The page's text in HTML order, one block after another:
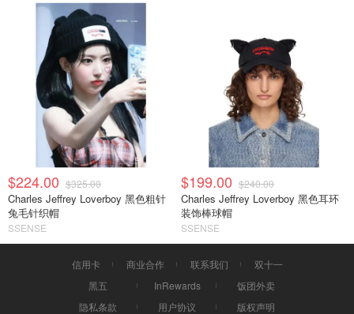
$224.00 $325.00
Charles Jeffrey Loverboy 黑色粗针
兔毛针织帽
SSENSE
$199.00 $240.00
Charles Jeffrey Loverboy 黑色耳环
装饰棒球帽
SSENSE
信用卡 商业合作 联系我们
双十一
黑五
InRewards
饭团外卖
隐私条款
用户协议 版权声明